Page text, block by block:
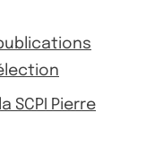
SCPI Pierre